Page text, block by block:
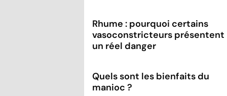
Rhume : pourquoi certains
vasoconstricteurs présentent
un réel danger
Quels sont les bienfaits du
manioc ?